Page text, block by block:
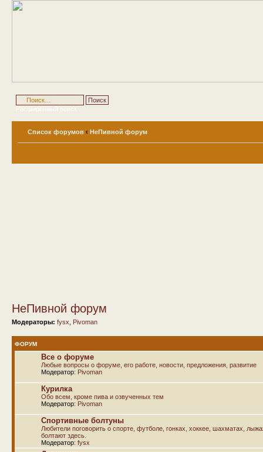
Расширенный поиск
Список форумов ‹ НеПивной форум
НеПивной форум
Модераторы: fysx Pivoman
ФОРУМ
Все о форуме
Любые вопросы о форуме, его работе, новости, предложения, развитие
Модератор: Pivoman
Курилка
Обо всем, кроме пива и озвученных тем
Модератор: Pivoman
Спортивные болтуны
Любители поговорить о спорте, футболе, гонках, хоккее, шахматах,
болтают здесь.
Модератор: fysx